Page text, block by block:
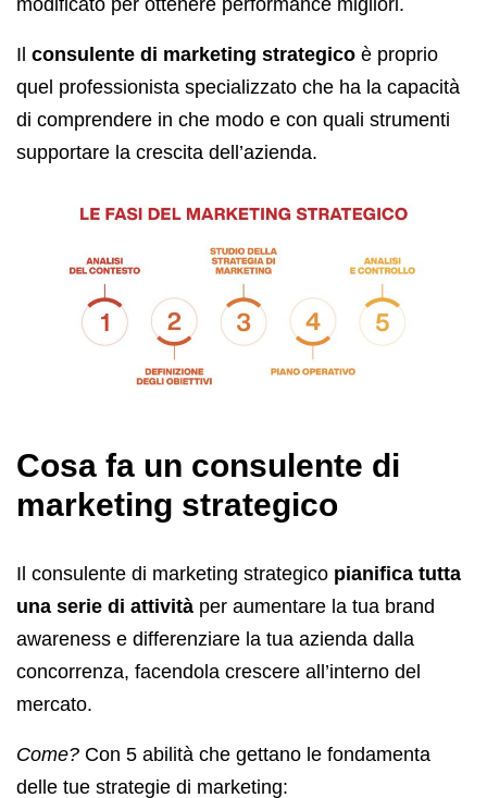
Il consulente di marketing strategico è proprio
quel professionista specializzato che ha la capacità
di comprendere in che modo e con quali strumenti
supportare la crescita dell’azienda.
Cosa fa un consulente di
marketing strategico
Il consulente di marketing strategico pianifica tutta
una serie di attività per aumentare la tua brand
awareness e differenziare la tua azienda dalla
concorrenza, facendola crescere all’interno del
mercato.
Come? Con 5 abilità che gettano le fondamenta
delle tue strategie di marketing: